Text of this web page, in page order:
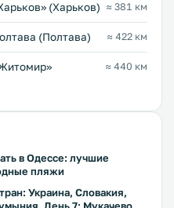
(Харьков) ≈ 381 км
(Полтава) ≈ 422 км
≈ 440 км
в Одессе: лучшие
пляжи
Украина, Словакия,